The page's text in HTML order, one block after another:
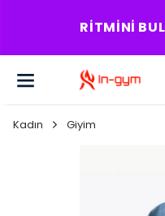
RITMINI
Kadın Giyim